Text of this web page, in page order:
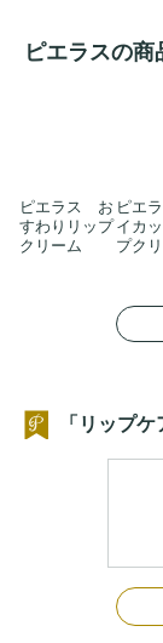
ピエラスの商
ピエラス お
すわりリップ
クリーム
ピエ
イカ
プク
「リップ